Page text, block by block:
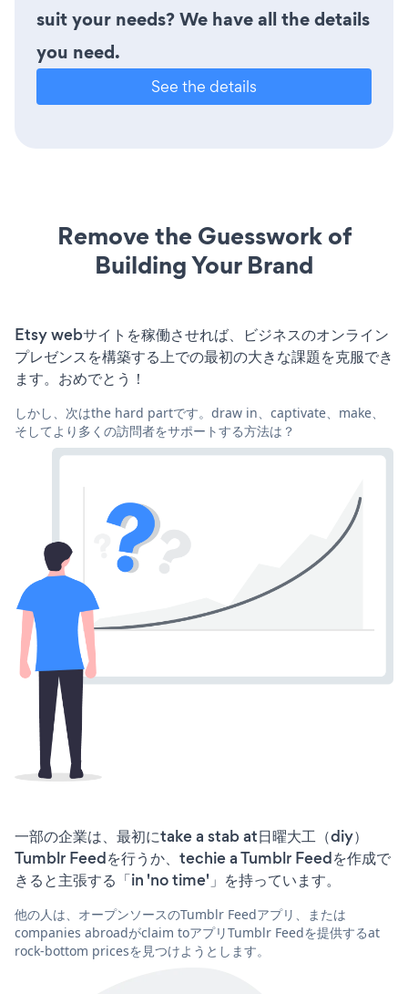
suit your needs? We have all the details
you need.
See the details
Remove the Guesswork of
Building Your Brand
Etsy webサイトを稼働させれば、ビジネスのオンライン
プレゼンスを構築する上での最初の大きな課題を克服でき
ます。おめでとう！
しかし、次はthe hard partです。draw in、captivate、make、
そしてより多くの訪問者をサポートする方法は？
一部の企業は、最初にtake a stab at日曜大工（diy）
Tumblr Feedを行うか、techie a Tumblr Feedを作成で
きると主張する「in 'no time'」を持っています。
他の人は、オープンソースのTumblr Feedアプリ、または
companies abroadがclaim toアプリTumblr Feedを提供するat
rock-bottom pricesを見つけようとします。